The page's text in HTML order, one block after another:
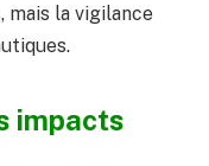
la vigilance
impacts